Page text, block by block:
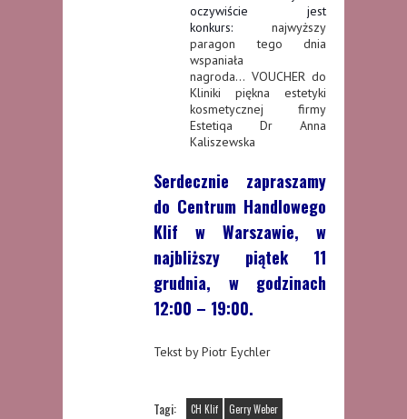
oczywiście jest
konkurs: najwyższy
paragon tego dnia
wspaniała
nagroda… VOUCHER do
Kliniki piękna estetyki
kosmetycznej firmy
Estetiqa Dr Anna
Kaliszewska
Serdecznie zapraszamy
do Centrum Handlowego
Klif w Warszawie, w
najbliższy piątek 11
grudnia, w godzinach
12:00 – 19:00.
Tekst by Piotr Eychler
Tagi: CH Klif
Gerry Weber